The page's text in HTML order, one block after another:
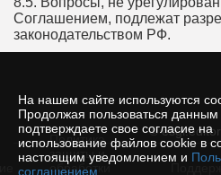
На нашем сайте используются
Продолжая пользоваться
подтверждаете свое согласие на
использование файлов cookie в
настоящим уведомлением и
соглашением
Соглашением, подлежат
законодательством РФ.
©
Политика
защиты и
обработки